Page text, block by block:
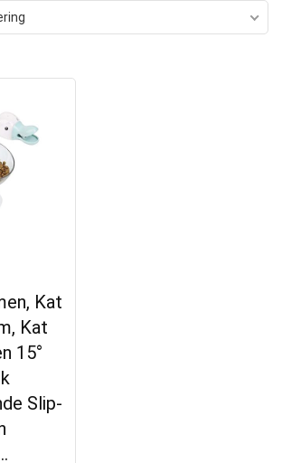
Kat
Kat
15°
Slip-